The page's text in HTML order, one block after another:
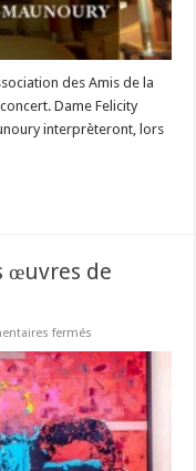
des Amis de la
Dame Felicity
interprèteront, lors
œuvres de
fermés
à
Marrakech
des
œuvres
de
Salah
Eddine
Laouina